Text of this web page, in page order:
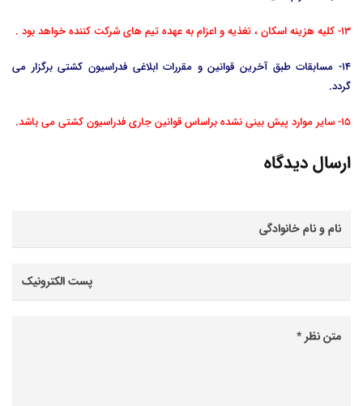
13- کلیه هزینه اسکان ، تغذیه و اعزام به عهده تیم های شرکت کننده خواهد بود .
14- مسابقات طبق آخرین قوانین و مقررات ابلاغی فدراسیون کشتی برگزار می
گردد.
15- سایر موارد پیش بینی نشده براساس قوانین جاری فدراسیون کشتی می باشد.
ارسال دیدگاه